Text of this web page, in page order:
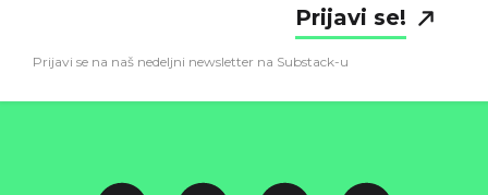
Prijavi se!
Prijavi se na naš nedeljni newsletter na Substack-u